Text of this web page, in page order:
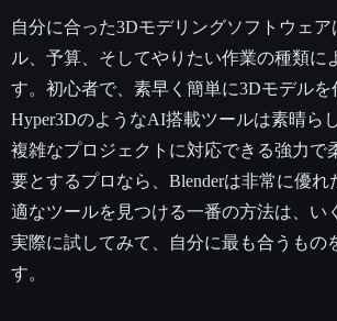
自分に合った3Dモデリングソフトウェ
ル、予算、そしてやりたい作業の種類に
す。初心者で、素早く簡単に3Dモデルを
Hyper3DのようなAI搭載ツールは素晴ら
複雑なプロジェクトに対応できる強力で
要とするプロなら、Blenderは非常に優れ
適なツールを見つける一番の方法は、い
実際に試してみて、自分に最も合うもの
す。